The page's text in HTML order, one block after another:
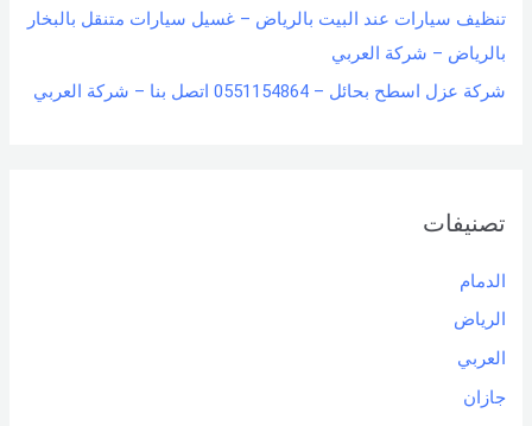
تنظيف سيارات عند البيت بالرياض – غسيل سيارات متنقل بالبخار
بالرياض – شركة العربي
شركة عزل اسطح بحائل – 0551154864 اتصل بنا – شركة العربي
تصنيفات
الدمام
الرياض
العربي
جازان